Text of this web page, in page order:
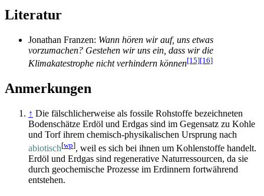
Literatur
Jonathan Franzen: Wann hören wir auf, uns etwas
vorzumachen? Gestehen wir uns ein, dass wir die
Klimakatestrophe nicht verhindern können[15][16]
Anmerkungen
↑ Die fälschlicherweise als fossile Rohstoffe bezeichneten
Bodenschätze Erdöl und Erdgas sind im Gegensatz zu Kohle
und Torf ihrem chemisch-physikalischen Ursprung nach
abiotisch[wp], weil es sich bei ihnen um Kohlenstoffe handelt.
Erdöl und Erdgas sind regenerative Natur­ressourcen, da sie
durch geochemische Prozesse im Erdinnern fortwährend
entstehen.